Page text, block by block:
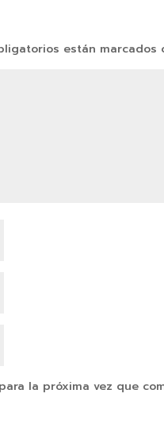
están marcados
la próxima vez que